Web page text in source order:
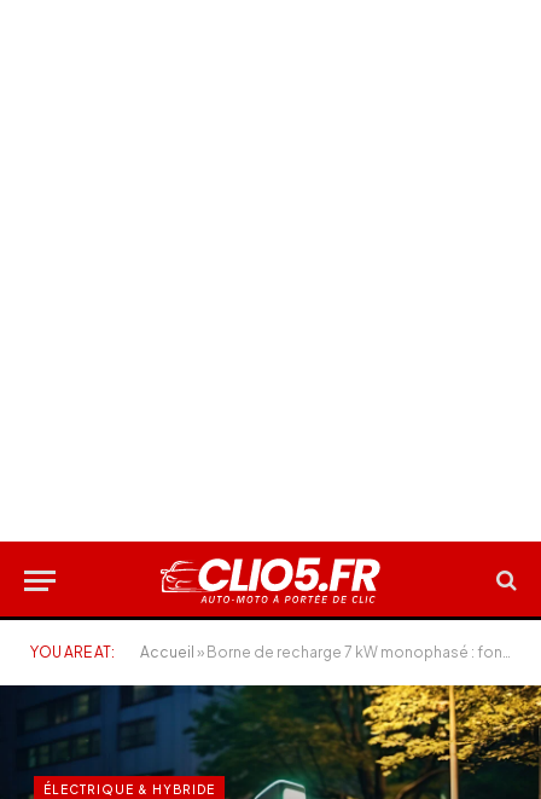
YOU ARE AT: Accueil » Borne de recharge 7 kW monophasé : fonctionnement, caractéristiques et avantages
ÉLECTRIQUE & HYBRIDE